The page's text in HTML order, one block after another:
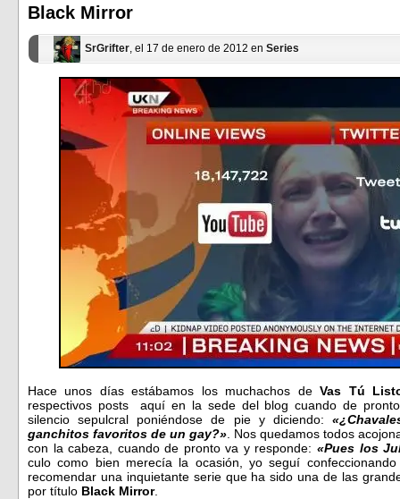
ventana
nueva)
ventana
nueva)
Black Mirror
SrGrifter, el 17 de enero de 2012 en Series
Hace unos días estábamos los muchachos deVas Tú
respectivos posts aquí en la sede del blog cuando de
silencio sepulcral poniéndose de pie y diciendo:
ganchitos favoritos de un gay?» . Nos quedamos todos
con la cabeza, cuando de pronto va y responde:«Pues los
culo como bien merecía la ocasión, yo seguí
recomendar una inquietante serie que ha sido una de las
por título Black Mirror.